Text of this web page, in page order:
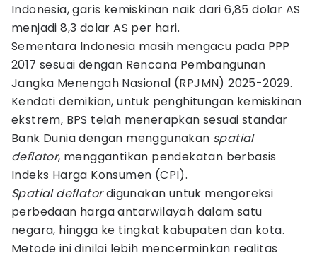
Indonesia, garis kemiskinan naik dari 6,85 dolar AS
menjadi 8,3 dolar AS per hari.
Sementara Indonesia masih mengacu pada PPP
2017 sesuai dengan Rencana Pembangunan
Jangka Menengah Nasional (RPJMN) 2025-2029.
Kendati demikian, untuk penghitungan kemiskinan
ekstrem, BPS telah menerapkan sesuai standar
Bank Dunia dengan menggunakan spatial
deflator, menggantikan pendekatan berbasis
Indeks Harga Konsumen (CPI).
Spatial deflatordigunakan untuk mengoreksi
perbedaan harga antarwilayah dalam satu
negara, hingga ke tingkat kabupaten dan kota.
Metode ini dinilai lebih mencerminkan realitas